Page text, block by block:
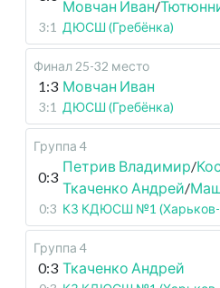
Мовчан Иван/
3:1 ДЮСШ (Гребёнка)
Финал 25-32 место
1:3 Мовчан Иван
3:1 ДЮСШ (Гребёнка)
Группа 4
0:3
Петрив Владимир/
Ткаченко Андрей/
0:3 КЗ КДЮСШ №1 (Харьков-
Группа 4
0:3 Ткаченко Андрей